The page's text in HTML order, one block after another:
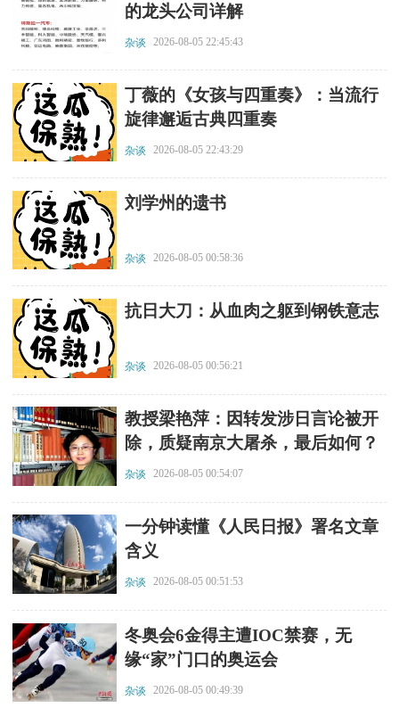
的龙头公司详解
杂谈 2026-08-05 22:45:43
​丁薇的《女孩与四重奏》：当流行
旋律邂逅古典四重奏
杂谈 2026-08-05 22:43:29
​刘学州的遗书
杂谈 2026-08-05 00:58:36
​抗日大刀：从血肉之躯到钢铁意志
杂谈 2026-08-05 00:56:21
​教授梁艳萍：因转发涉日言论被开
除，质疑南京大屠杀，最后如何？
杂谈 2026-08-05 00:54:07
​一分钟读懂《人民日报》署名文章
含义
杂谈 2026-08-05 00:51:53
​冬奥会6金得主遭IOC禁赛，无
缘“家”门口的奥运会
杂谈 2026-08-05 00:49:39